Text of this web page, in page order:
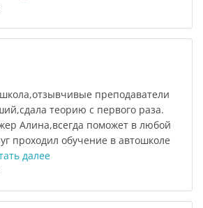
преподаватели
теорию с первого раза.
Алина,всегда поможет в любой
проходил обучение в автошколе
далее